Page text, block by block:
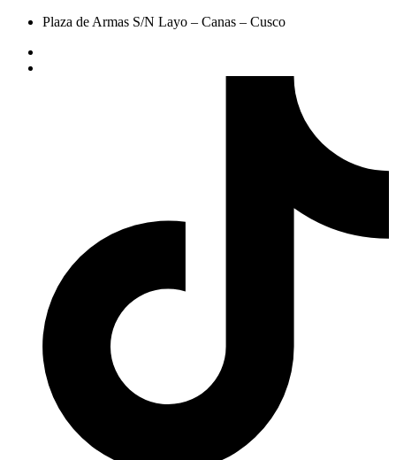
Plaza de Armas S/N Layo – Canas – Cusco